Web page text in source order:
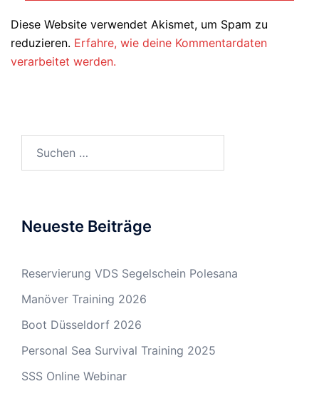
Diese Website verwendet Akismet, um Spam zu
reduzieren. Erfahre, wie deine Kommentardaten
verarbeitet werden.
Neueste Beiträge
Reservierung VDS Segelschein Polesana
Manöver Training 2026
Boot Düsseldorf 2026
Personal Sea Survival Training 2025
SSS Online Webinar